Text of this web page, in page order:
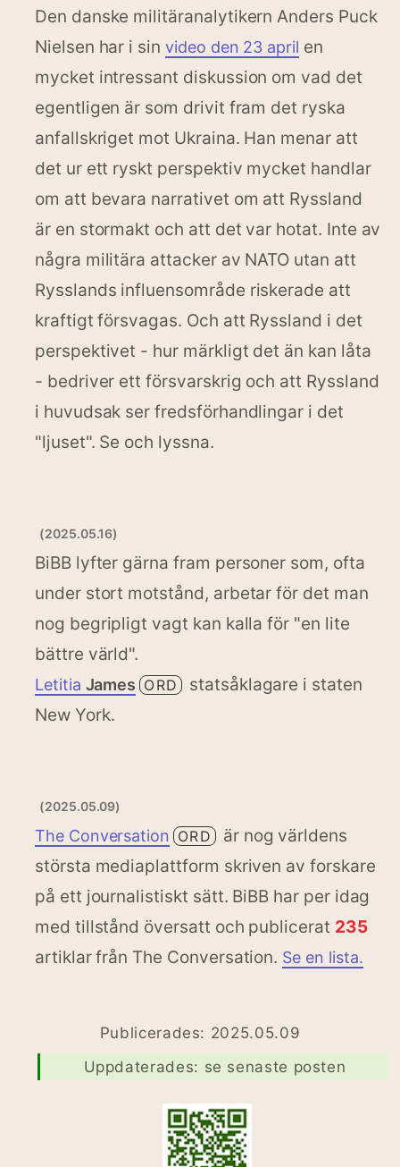
Den danske militäranalytikern Anders Puck
Nielsen har i sin video den 23 april en
mycket intressant diskussion om vad det
egentligen är som drivit fram det ryska
anfallskriget mot Ukraina. Han menar att
det ur ett ryskt perspektiv mycket handlar
om att bevara narrativet om att Ryssland
är en stormakt och att det var hotat. Inte av
några militära attacker av NATO utan att
Rysslands influensområde riskerade att
kraftigt försvagas. Och att Ryssland i det
perspektivet - hur märkligt det än kan låta
- bedriver ett försvarskrig och att Ryssland
i huvudsak ser fredsförhandlingar i det
"ljuset". Se och lyssna.
(2025.05.16)
BiBB lyfter gärna fram personer som, ofta
under stort motstånd, arbetar för det man
nog begripligt vagt kan kalla för "en lite
bättre värld".
Letitia James ORD
statsåklagare i staten
New York.
(2025.05.09)
The Conversation ORD
är nog världens
största mediaplattform skriven av forskare
på ett journalistiskt sätt. BiBB har per idag
med tillstånd översatt och publicerat 235
artiklar från The Conversation. Se en lista.
Publicerades: 2025.05.09
Uppdaterades: se senaste posten